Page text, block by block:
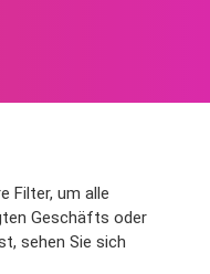
Filter, um alle
Geschäfts oder
sehen Sie sich